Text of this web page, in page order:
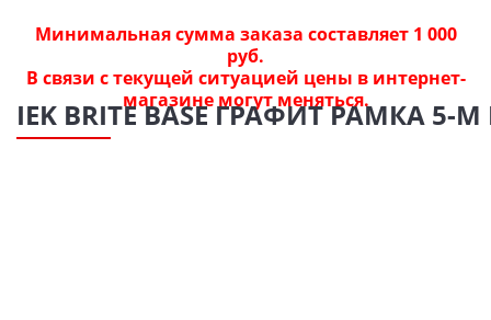
Минимальная сумма заказа составляет 1 000
руб.
В связи с текущей ситуацией цены в интернет-
магазине могут меняться.
IEK BRITE BASE ГРАФИТ РАМКА 5-М